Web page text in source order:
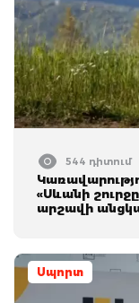
544 դիտում
«Սևանի
արշավի
Սպորտ